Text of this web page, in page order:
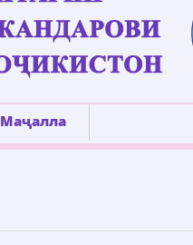
Маҷалла